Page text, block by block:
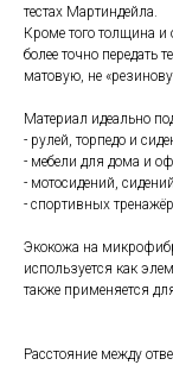
тестах Мартиндейла.
Кроме того толщина и
более точно передать
матовую, не
Материал идеально
- рулей, торпедо и
- мебели для дома и
- мотосидений,
- спортивных
Экокожа на
используется как
также применяется
Расстояние между